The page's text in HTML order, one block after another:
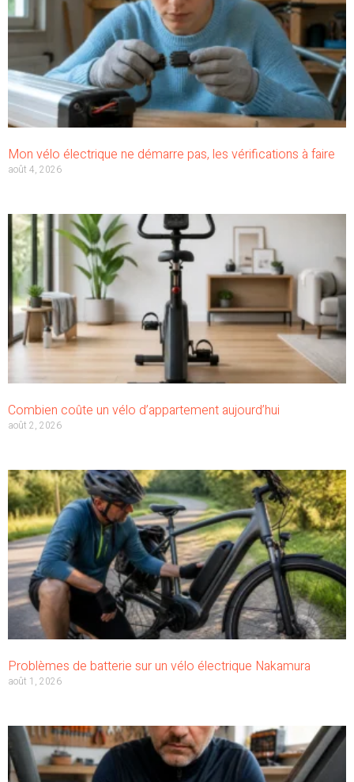
Mon vélo électrique ne démarre pas, les vérifications à faire
août 4, 2026
Combien coûte un vélo d’appartement aujourd’hui
août 2, 2026
Problèmes de batterie sur un vélo électrique Nakamura
août 1, 2026